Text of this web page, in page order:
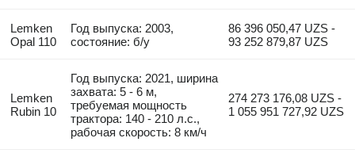
Lemken
Opal 110
Год выпуска: 2003,
состояние: б/у
86 396 050,47 UZS -
93 252 879,87 UZS
Lemken
Rubin 10
Год выпуска: 2021, ширина
захвата: 5 - 6 м,
требуемая мощность
трактора: 140 - 210 л.с.,
рабочая скорость: 8 км/ч
274 273 176,08 UZS -
1 055 951 727,92 UZS